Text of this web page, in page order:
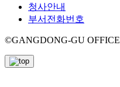
청사안내
부서전화번호
©GANGDONG-GU OFFICE.